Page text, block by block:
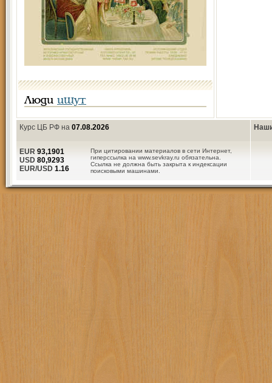
Люди ищут
Курс ЦБ РФ на 07.08.2026
При цитировании материалов в сети Интернет,
гиперссылка на www.sevkray.ru обязательна.
Ссылка не должна быть закрыта к индексации
поисковыми машинами.
EUR 93,1901
USD 80,9293
EUR/USD 1.16